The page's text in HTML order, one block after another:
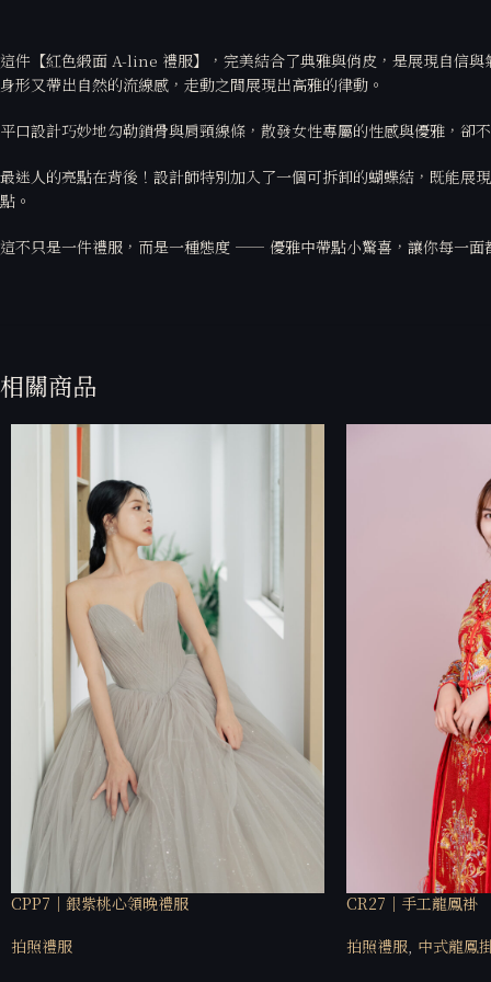
這件【紅色緞面 A-line 禮服】，完美結合了典雅與俏皮，是展現自信
身形又帶出自然的流線感，走動之間展現出高雅的律動。
平口設計巧妙地勾勒鎖骨與肩頸線條，散發女性專屬的性感與優雅，
最迷人的亮點在背後！設計師特別加入了一個可拆卸的蝴蝶結，既能展
點。
這不只是一件禮服，而是一種態度 —— 優雅中帶點小驚喜，讓你每一面
相關商品
CPP7｜銀紫桃心領晚禮服
拍照禮服
CR27｜手工龍鳳褂
拍照禮服, 中式龍鳳